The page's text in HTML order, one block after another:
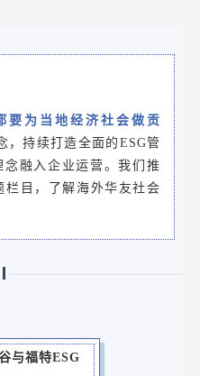
要为当地经济社会做贡
，持续打造全面的ESG管
融入企业运营。我们推
栏目，了解海外华友社会
与福特ESG